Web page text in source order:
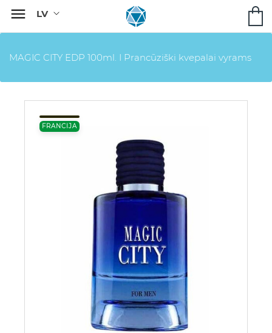

MAGIC CITY EDP 100ml. I Pranсūziški kvepalai vyrams
FRANCIJA